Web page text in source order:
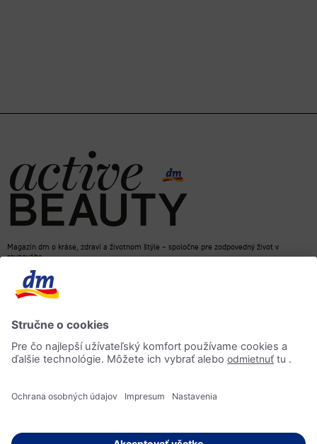
Magazín dm o kráse, zdraví a životnom štýle – spoločne pre zodpovedný život v
rovnováhe